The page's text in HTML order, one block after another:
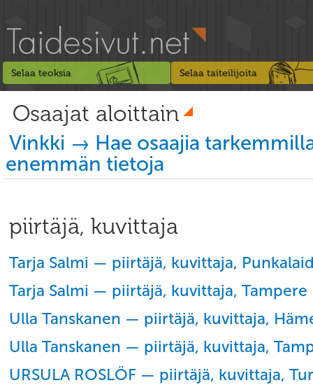
Selaa teoksia Selaa taiteilijoita
Osaajat aloittain
Vinkki → Hae osaajia
enemmän tietoja
piirtäjä, kuvittaja
Tarja Salmi — piirtäjä, kuvittaja,
Tarja Salmi — piirtäjä, kuvittaja, Tampere
Ulla Tanskanen — piirtäjä, kuvittaja,
Ulla Tanskanen — piirtäjä, kuvittaja,
URSULA ROSLÖF — piirtäjä, kuvittaja,